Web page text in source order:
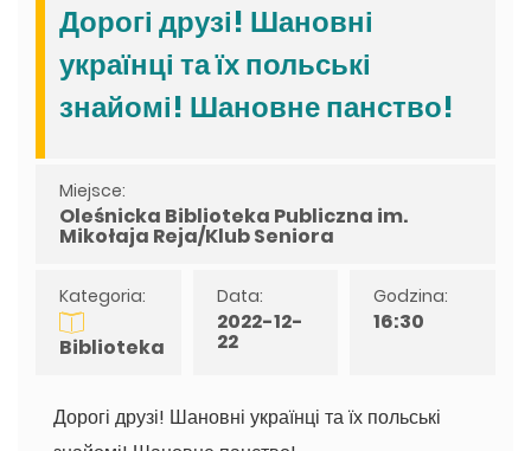
Дорогі друзі! Шановні
українці та їх польські
знайомі! Шановне панство!
Miejsce:
Oleśnicka Biblioteka Publiczna im.
Mikołaja Reja/Klub Seniora
Kategoria:
Biblioteka
Data:
2022-12-
22
Godzina:
16:30
Дорогі друзі! Шановні українці та їх польські